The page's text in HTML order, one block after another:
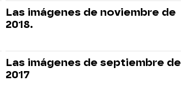
Las imágenes de noviembre de
2018.
Las imágenes de septiembre de
2017